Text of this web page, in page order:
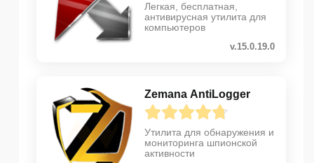
Легкая, бесплатная,
антивирусная утилита для
компьютеров
v.15.0.19.0
Zemana AntiLogger
Утилита для обнаружения и
мониторинга шпионской
активности